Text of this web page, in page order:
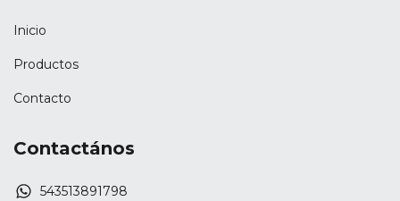
Inicio
Productos
Contacto
Contactános
543513891798